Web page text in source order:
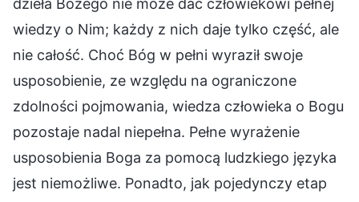
wiedzy o Nim; każdy z nich daje tylko część, ale
nie całość. Choć Bóg w pełni wyraził swoje
usposobienie, ze względu na ograniczone
zdolności pojmowania, wiedza człowieka o Bogu
pozostaje nadal niepełna. Pełne wyrażenie
usposobienia Boga za pomocą ludzkiego języka
jest niemożliwe. Ponadto, jak pojedynczy etap